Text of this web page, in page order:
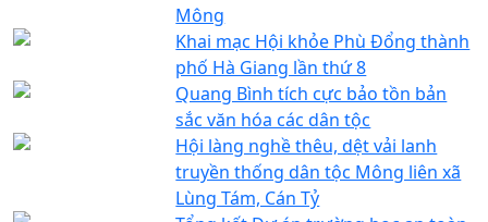
Mông
Khai mạc Hội khỏe Phù Đổng thành
phố Hà Giang lần thứ 8
Quang Bình tích cực bảo tồn bản
sắc văn hóa các dân tộc
Hội làng nghề thêu, dệt vải lanh
truyền thống dân tộc Mông liên xã
Lùng Tám, Cán Tỷ